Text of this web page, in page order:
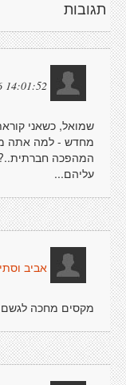
תגובות
14:01:52
שמואל, כשאני
מחדש - למה אתה
המהפכה חברתית..?
עליהם...
אביב
מקסים מחכה לגשם